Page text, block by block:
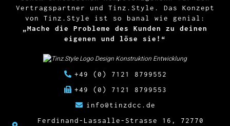
Vertragspartner und Tinz.Style. Das Konzept
von Tinz.Style ist so banal wie genial:
„Mache die Probleme des Kunden zu deinen
eigenen und löse sie!“
+49 (0) 7121 8799552
+49 (0) 7121 8799553
info@tinzdcc.de
Ferdinand-Lassalle-Strasse 16, 72770